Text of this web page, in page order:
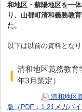
和地区・蘇陽地区を一
り、 山都町清和義務教
た。
以下は以前の資料となり
清和地区義務教
年3月策定）
清和地区
版（PDF：1.21メガバ